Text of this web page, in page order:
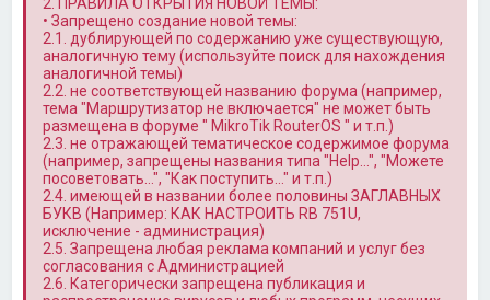
• Запрещено создание новой темы:
2.1. дублирующей по содержанию уже существующую,
аналогичную тему (используйте поиск для нахождения
аналогичной темы)
2.2. не соответствующей названию форума (например,
тема "Маршрутизатор не включается" не может быть
размещена в форуме " MikroTik RouterOS " и т.п.)
2.3. не отражающей тематическое содержимое форума
(например, запрещены названия типа "Help…", "Можете
посоветовать…", "Как поступить…" и т.п.)
2.4. имеющей в названии более половины ЗАГЛАВНЫХ
БУКВ (Например: КАК НАСТРОИТЬ RB 751U,
исключение - администрация)
2.5. Запрещена любая реклама компаний и услуг без
согласования с Администрацией
2.6. Категорически запрещена публикация и